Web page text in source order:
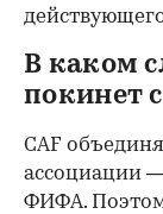
В каком
покинет
CAF
ассоциации —
ФИФА.